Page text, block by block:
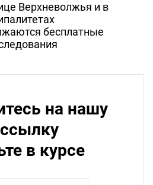
Верхневолжья и в
бесплатные
на нашу
в курсе